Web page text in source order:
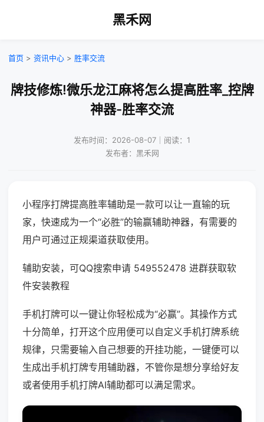
黑禾网
首页 > 资讯中心 > 胜率交流
牌技修炼!微乐龙江麻将怎么提高胜率_控牌
神器-胜率交流
发布时间：2026-08-07｜阅读：1
发布者：黑禾网
小程序打牌提高胜率辅助是一款可以让一直输的玩
家，快速成为一个“必胜”的输赢辅助神器，有需要的
用户可通过正规渠道获取使用。
辅助安装，可QQ搜索申请 549552478 进群获取软
件安装教程
手机打牌可以一键让你轻松成为“必赢”。其操作方式
十分简单，打开这个应用便可以自定义手机打牌系统
规律，只需要输入自己想要的开挂功能，一键便可以
生成出手机打牌专用辅助器，不管你是想分享给好友
或者使用手机打牌AI辅助都可以满足需求。